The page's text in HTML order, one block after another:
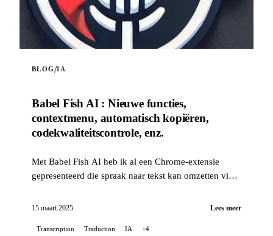
BLOG/IA
Babel Fish AI : Nieuwe functies,
contextmenu, automatisch kopiëren,
codekwaliteitscontrole, enz.
Met Babel Fish AI heb ik al een Chrome-extensie
gepresenteerd die spraak naar tekst kan omzetten via
vertaling aanbiedt...
15 maart 2025 Lees meer
Transcription Traduction IA +4